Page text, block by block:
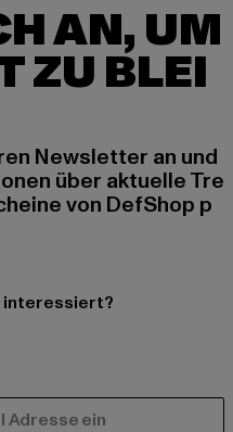
AN, UM
ZU BLEI
Newsletter an und
über aktuelle Tre
von DefShop p
interessiert?